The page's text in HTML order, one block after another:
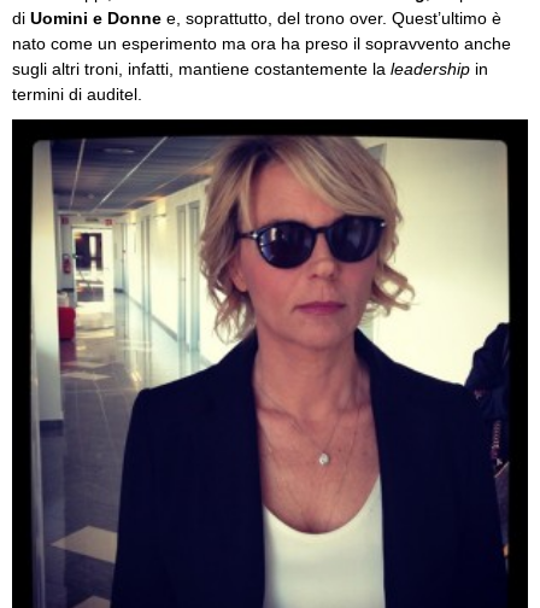
di Uomini e Donne e, soprattutto, del trono over. Quest’ultimo è
nato come un esperimento ma ora ha preso il sopravvento anche
sugli altri troni, infatti, mantiene costantemente la leadership in
termini di auditel.